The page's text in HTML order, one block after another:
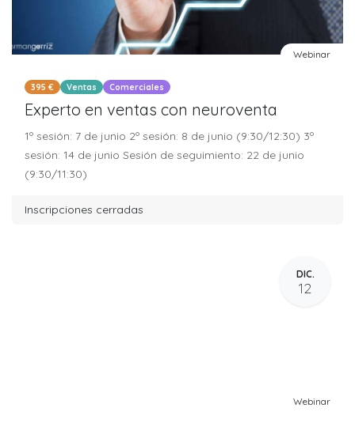
Webinar
395 € Ventas Comerciales
Experto en ventas con neuroventa
1º sesión: 7 de junio 2º sesión: 8 de junio (9:30/12:30) 3º
sesión: 14 de junio Sesión de seguimiento: 22 de junio
(9:30/11:30)
Inscripciones cerradas
DIC.
12
Webinar